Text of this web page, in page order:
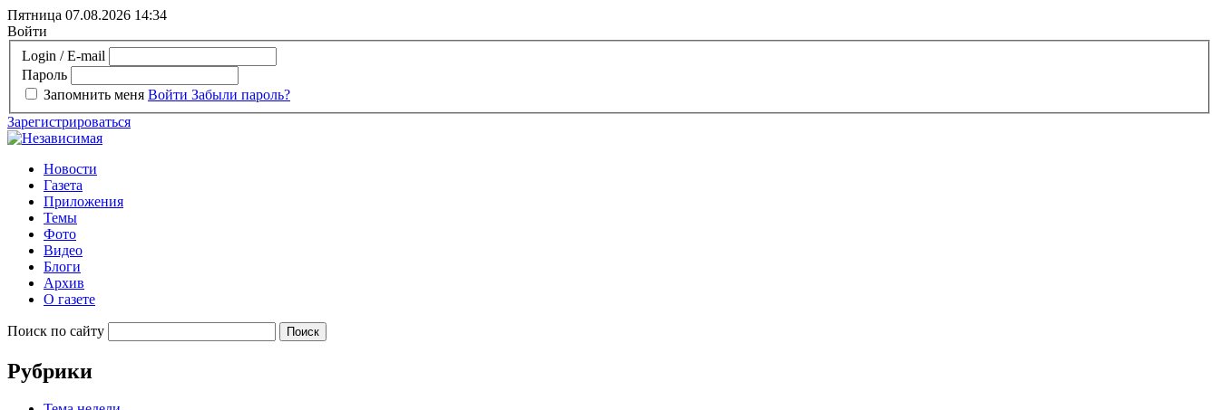
Пятница 07.08.2026 14:34
Войти
Login / E-mail
Пароль
Запомнить меня Войти Забыли пароль?
Зарегистрироваться
Новости
Газета
Приложения
Темы
Фото
Видео
Блоги
Архив
О газете
Поиск по сайту
Рубрики